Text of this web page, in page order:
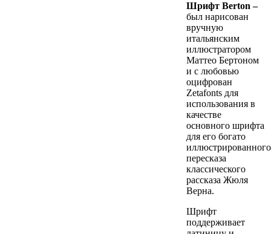
Шрифт Berton –
был нарисован
вручную
итальянским
иллюстратором
Маттео Бертоном
и с любовью
оцифрован
Zetafonts для
использования в
качестве
основного шрифта
для его богато
иллюстрированного
пересказа
классического
рассказа Жюля
Верна.
Шрифт
поддерживает